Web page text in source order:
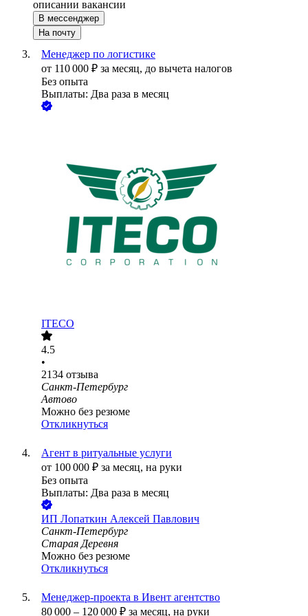
описании вакансии
В мессенджер
На почту
Менеджер по логистике
от 110 000 ₽ за месяц, до вычета налогов
Без опыта
Выплаты: Два раза в месяц
ITECO
4.5
•
2134 отзыва
Санкт-Петербург
Автово
Можно без резюме
Откликнуться
Агент в ритуальные услуги
от 100 000 ₽ за месяц, на руки
Без опыта
Выплаты: Два раза в месяц
ИП Лопаткин Алексей Павлович
Санкт-Петербург
Старая Деревня
Можно без резюме
Откликнуться
Менеджер-проекта в Ивент агентство
80 000 – 120 000 ₽ за месяц, на руки